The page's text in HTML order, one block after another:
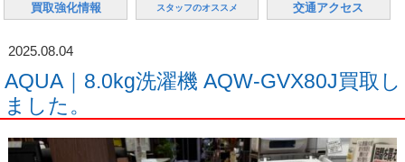
買取強化情報 スタッフのオススメ 交通アクセス
2025.08.04
AQUA｜8.0kg洗濯機 AQW-GVX80J買取し
ました。